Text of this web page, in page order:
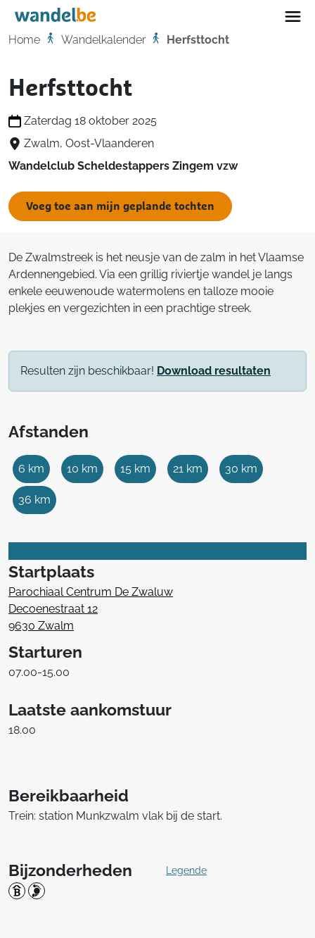
Home
Home Wandelkalender Herfsttocht
Herfsttocht
Zaterdag 18 oktober 2025
Zwalm, Oost-Vlaanderen
Wandelclub Scheldestappers Zingem vzw
Voeg toe aan mijn geplande tochten
De Zwalmstreek is het neusje van de zalm in het Vlaamse
Ardennengebied. Via een grillig riviertje wandel je langs
enkele eeuwenoude watermolens en talloze mooie
plekjes en vergezichten in een prachtige streek.
Resulten zijn beschikbaar! Download resultaten
Afstanden
6 km 10 km 15 km 21 km 30 km
36 km
Startplaats
Parochiaal Centrum De Zwaluw
Decoenestraat 12
9630 Zwalm
Starturen
07.00-15.00
Laatste aankomstuur
18.00
Bereikbaarheid
Trein: station Munkzwalm vlak bij de start.
Bijzonderheden Legende